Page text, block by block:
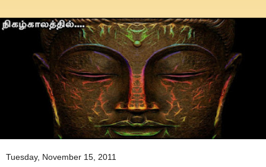
Tuesday, November 15, 2011